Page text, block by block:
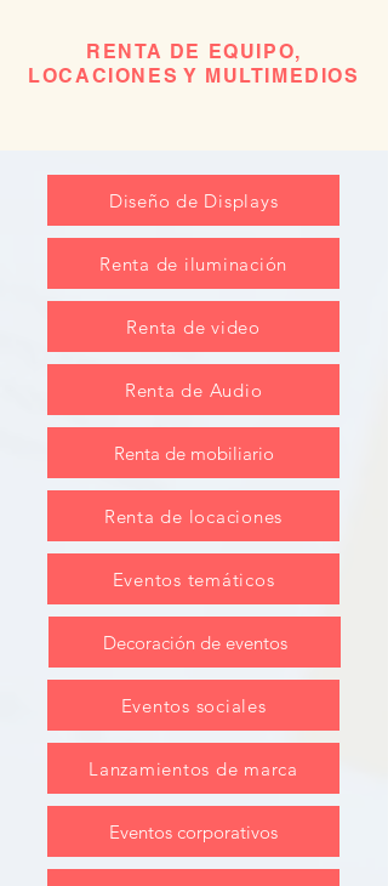
RENTA DE EQUIPO,
LOCACIONES Y MULTIMEDIOS
Diseño de Displays
Renta de iluminación
Renta de video
Renta de Audio
Renta de mobiliario
Renta de locaciones
Eventos temáticos
Decoración de eventos
Eventos sociales
Lanzamientos de marca
Eventos corporativos